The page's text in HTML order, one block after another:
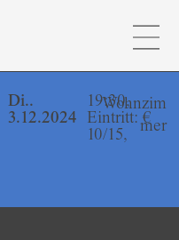
Di..
3.12.2024
19:30,
Eintritt: €
10/15,
Wohnzim
mer